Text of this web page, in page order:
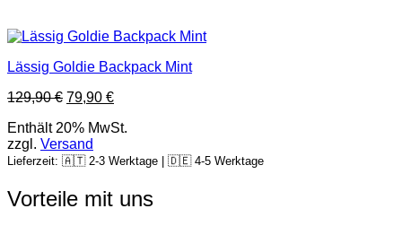
Lässig Goldie Backpack Mint
129,90€ Ursprünglicher
war:
129,90 €
79,90 €Aktueller
ist:
Enthält 20% MwSt.
zzgl. Versand
Lieferzeit: 🇦🇹 2-3 Werktage | 🇩🇪 4-5 Werktage
Vorteile mit uns